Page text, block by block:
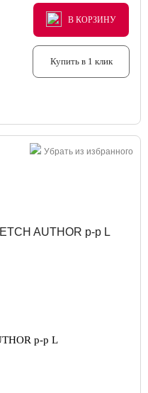
В КОРЗИНУ
В КОРЗИНУ
В КОРЗИНУ
Купить в 1 клик
Убрать из избранного
р-р L